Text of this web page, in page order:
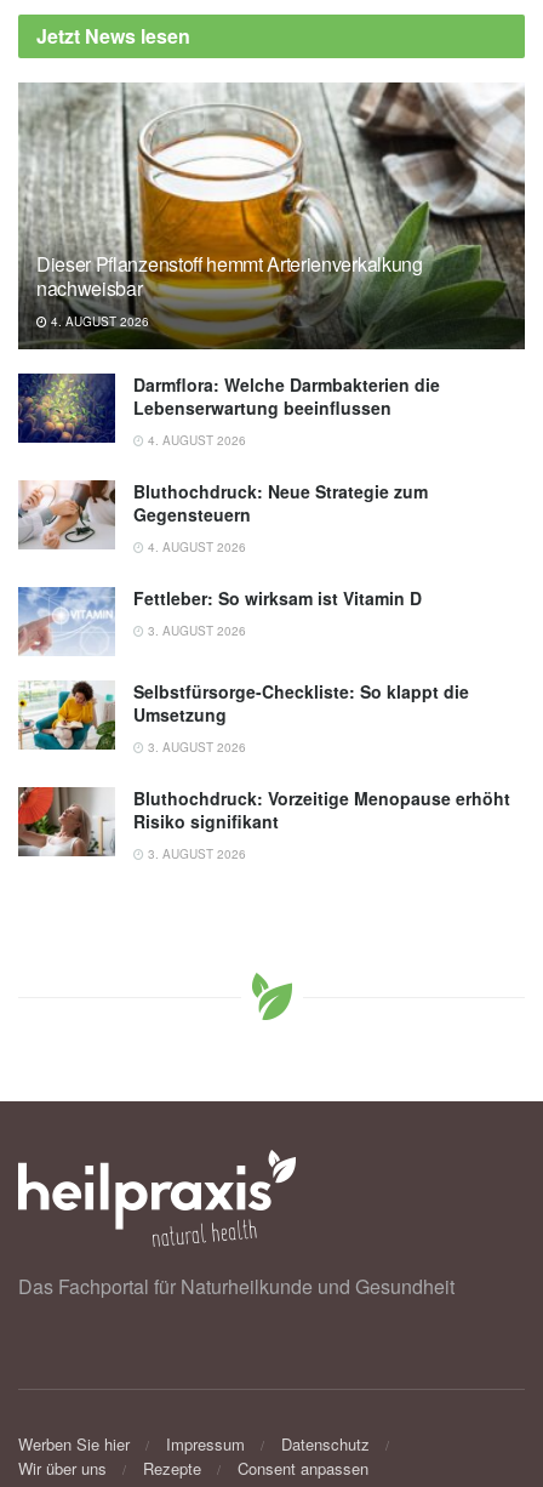
Jetzt News lesen
Dieser Pflanzenstoff hemmt Arterienverkalkung
nachweisbar
4. AUGUST 2026
Darmflora: Welche Darmbakterien die
Lebenserwartung beeinflussen
4. AUGUST 2026
Bluthochdruck: Neue Strategie zum
Gegensteuern
4. AUGUST 2026
Fettleber: So wirksam ist Vitamin D
3. AUGUST 2026
Selbstfürsorge-Checkliste: So klappt die
Umsetzung
3. AUGUST 2026
Bluthochdruck: Vorzeitige Menopause erhöht
Risiko signifikant
3. AUGUST 2026
Das Fachportal für Naturheilkunde und Gesundheit
Werben Sie hier Impressum
Datenschutz
Wir über uns
Rezepte Consent anpassen